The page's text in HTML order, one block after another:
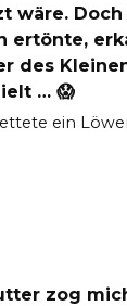
wäre.
ertönte,
des
… 😱
ein
zog